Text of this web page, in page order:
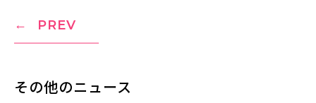
PREV
その他のニュース